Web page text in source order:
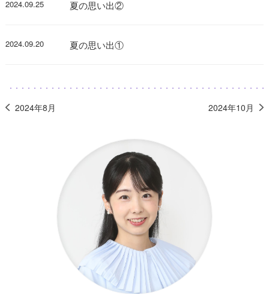
2024.09.25 夏の思い出②
2024.09.20 夏の思い出①
2024年8月 2024年10月